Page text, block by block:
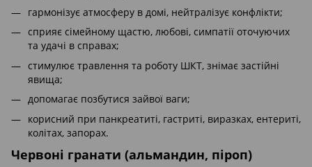
гармонізує атмосферу в домі, нейтралізує конфлікти;
сприяє сімейному щастю, любові, симпатії оточуючих
та удачі в справах;
стимулює травлення та роботу ШКТ, знімає застійні
явища;
допомагає позбутися зайвої ваги;
корисний при панкреатиті, гастриті, виразках, ентериті,
колітах, запорах.
Червоні гранати (альмандин, піроп)